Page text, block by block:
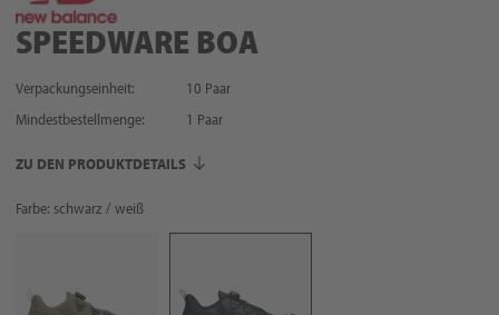
SPEEDWARE BOA
Verpackungseinheit:
10 Paar
Mindestbestellmenge:
1 Paar
ZU DEN PRODUKTDETAILS
Farbe: schwarz / weiß